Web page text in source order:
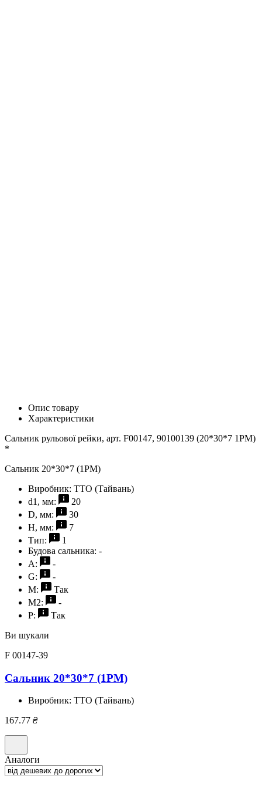
Опис товару
Характеристики
Сальник рульової рейки, арт. F00147, 90100139 (20*30*7 1PM)
*
Сальник 20*30*7 (1PM)
Виробник: TTO (Тайвань)
d1, мм:
20
D, мм:
30
H, мм:
7
Тип:
1
Будова сальника: -
A:
-
G:
-
M:
Так
M2:
-
P:
Так
Ви шукали
F 00147-39
Сальник 20*30*7 (1PM)
Виробник: TTO (Тайвань)
167.77 ₴
Аналоги